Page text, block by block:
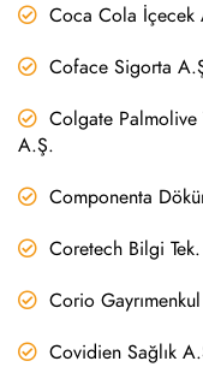
Coca Cola İçecek
Coface Sigorta
Colgate Palmolive
A.Ş.
Componenta
Coretech Bilgi
Corio
Covidien Sağlık